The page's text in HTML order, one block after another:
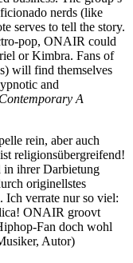
nerds (like
serves to tell the story.
pop, ONAIR could
or Kimbra. Fans of
will find themselves
and
A
rein, aber auch
religionsübergreifend!
in ihrer Darbietung
originellstes
Ich verrate nur so viel:
ONAIR groovt
Fan doch wohl
Autor)